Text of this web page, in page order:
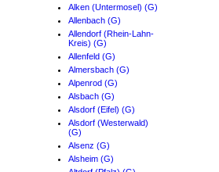
Alken (Untermosel) (G)
Allenbach (G)
Allendorf (Rhein-Lahn-
Kreis) (G)
Allenfeld (G)
Almersbach (G)
Alpenrod (G)
Alsbach (G)
Alsdorf (Eifel) (G)
Alsdorf (Westerwald)
(G)
Alsenz (G)
Alsheim (G)